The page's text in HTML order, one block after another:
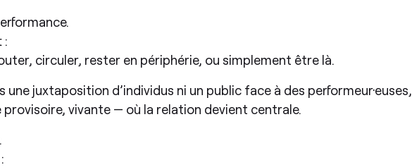
:
circuler, rester en périphérie, ou simplement être là.
une juxtaposition d’individus ni un public face à des performeur·euses,
vivante — où la relation devient centrale.